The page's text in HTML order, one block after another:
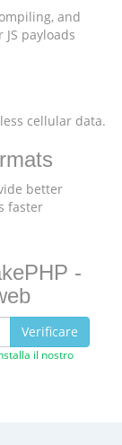
and
payloads
cellular data.
better
faster
-
Verificare
il nostro